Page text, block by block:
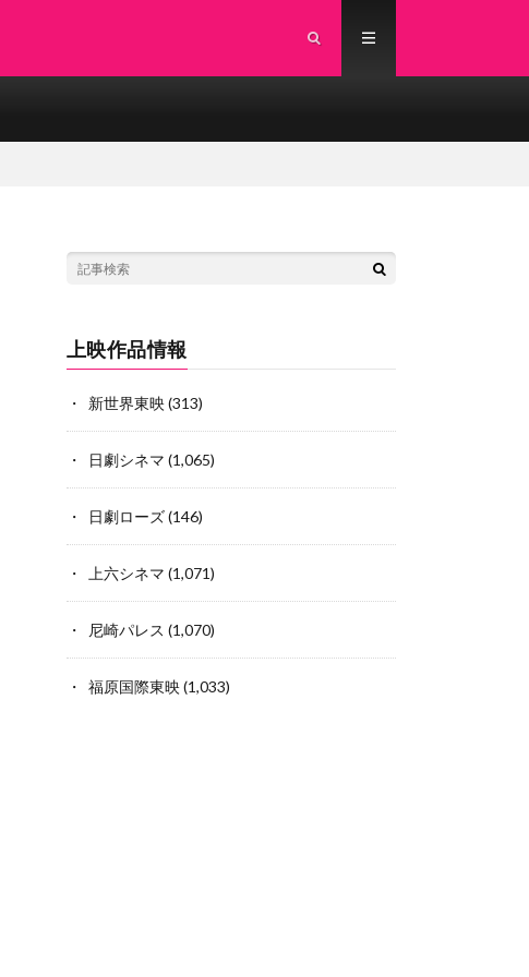
上映作品情報
新世界東映(313)
日劇シネマ (1,065)
日劇ローズ(146)
上六シネマ (1,071)
尼崎パレス (1,070)
福原国際東映(1,033)